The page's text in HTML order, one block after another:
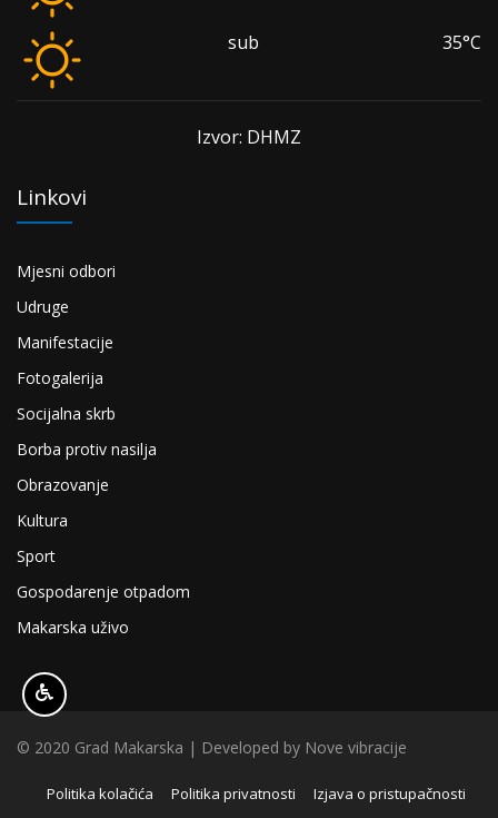
sub 35°C
Izvor: DHMZ
Linkovi
Mjesni odbori
Udruge
Manifestacije
Fotogalerija
Socijalna skrb
Borba protiv nasilja
Obrazovanje
Kultura
Sport
Gospodarenje otpadom
Makarska uživo
© 2020 Grad Makarska | Developed by Nove vibracije
Politika kolačića Politika privatnosti Izjava o pristupačnosti